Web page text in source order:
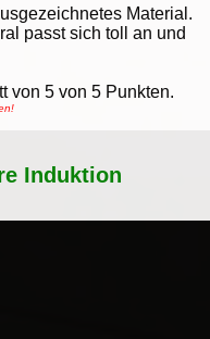
Material.
passt sich toll an und
von 5 von 5 Punkten.
Induktion